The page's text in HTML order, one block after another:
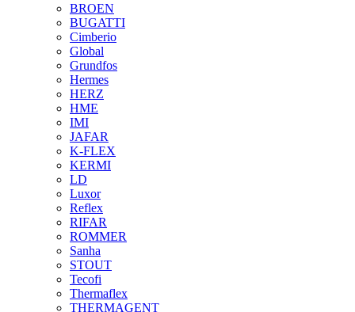
BROEN
BUGATTI
Cimberio
Global
Grundfos
Hermes
HERZ
HME
IMI
JAFAR
K-FLEX
KERMI
LD
Luxor
Reflex
RIFAR
ROMMER
Sanha
STOUT
Tecofi
Thermaflex
THERMAGENT